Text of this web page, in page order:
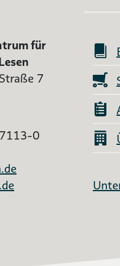
für
7
0